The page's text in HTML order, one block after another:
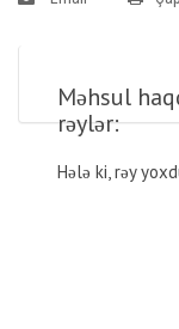
Məhsul
rəylər:
Hələ ki, rəy